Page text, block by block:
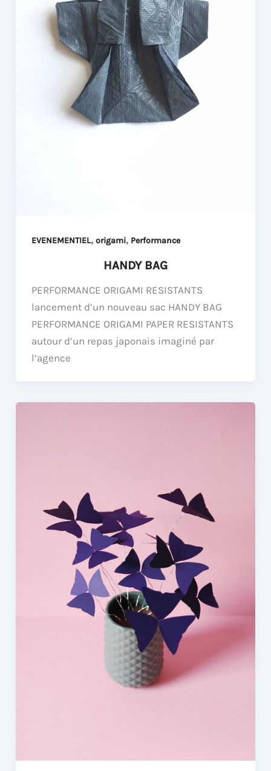
EVENEMENTIEL, origami, Performance
HANDY BAG
PERFORMANCE ORIGAMI RESISTANTS
lancement d’un nouveau sac HANDY BAG
PERFORMANCE ORIGAMI PAPER RESISTANTS
autour d’un repas japonais imaginé par
l’agence